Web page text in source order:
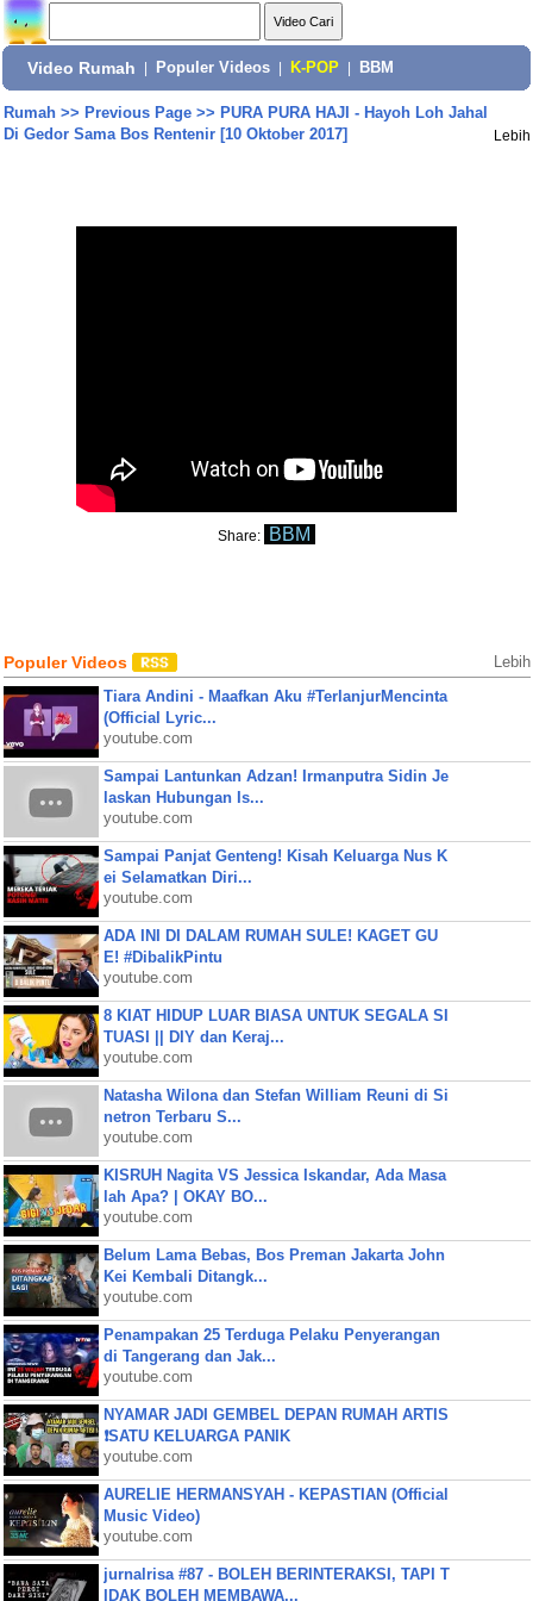
Video Rumah Populer Videos K-POP BBM
Rumah>> Previous Page>> PURA PURA HAJI - Hayoh Loh Jahal
Di Gedor Sama Bos Rentenir [10 Oktober 2017]
Lebih
Share: BBM
Populer Videos Lebih
Tiara Andini - Maafkan Aku #TerlanjurMencinta
(Official Lyric...
youtube.com
Sampai Lantunkan Adzan! Irmanputra Sidin Je
laskan Hubungan Is...
youtube.com
Sampai Panjat Genteng! Kisah Keluarga Nus K
ei Selamatkan Diri...
youtube.com
ADA INI DI DALAM RUMAH SULE! KAGET GU
E! #DibalikPintu
youtube.com
8 KIAT HIDUP LUAR BIASA UNTUK SEGALA SI
TUASI || DIY dan Keraj...
youtube.com
Natasha Wilona dan Stefan William Reuni di Si
netron Terbaru S...
youtube.com
KISRUH Nagita VS Jessica Iskandar, Ada Masa
lah Apa? | OKAY BO...
youtube.com
Belum Lama Bebas, Bos Preman Jakarta John
Kei Kembali Ditangk...
youtube.com
Penampakan 25 Terduga Pelaku Penyerangan
di Tangerang dan Jak...
youtube.com
NYAMAR JADI GEMBEL DEPAN RUMAH ARTIS
❗SATU KELUARGA PANIK
youtube.com
AURELIE HERMANSYAH - KEPASTIAN (Official
Music Video)
youtube.com
jurnalrisa #87 - BOLEH BERINTERAKSI, TAPI T
IDAK BOLEH MEMBAWA...